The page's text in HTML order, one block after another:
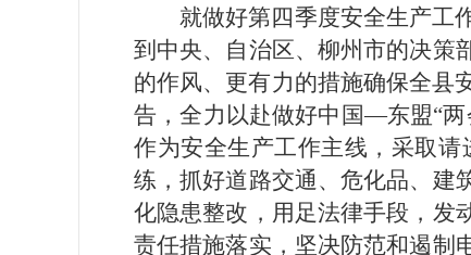
就做好第四季度安全生产工
到中央、自治区、柳州市的决策
的作风、更有力的措施确保全县
告，全力以赴做好中国—东盟“
作为安全生产工作主线，采取
练，抓好道路交通、危化品、建
化隐患整改，用足法律手段，发
责任措施落实，坚决防范和遏制